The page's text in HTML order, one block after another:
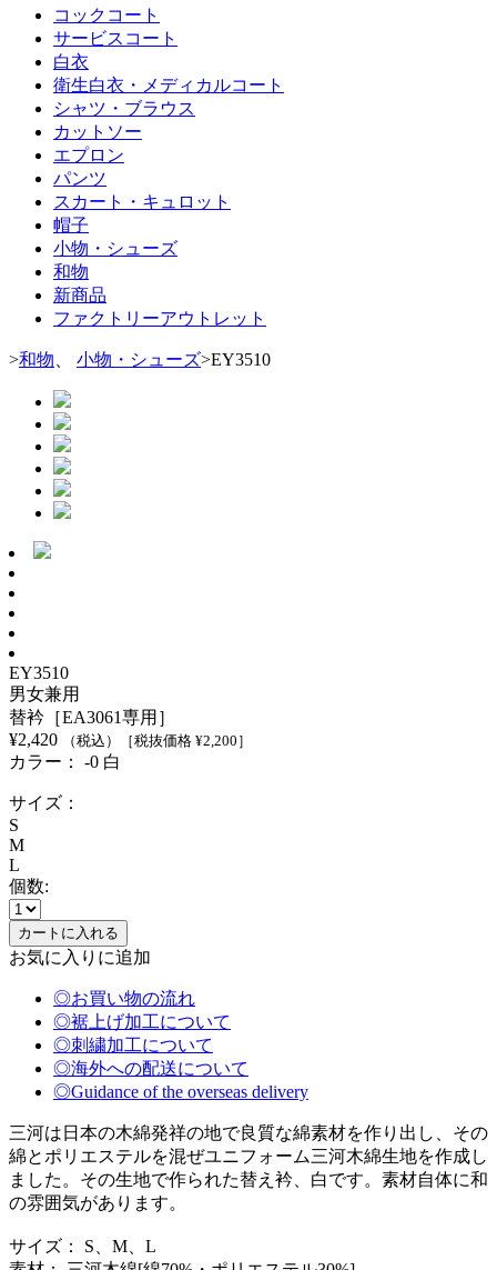
コックコート
サービスコート
白衣
衛生白衣・メディカルコート
シャツ・ブラウス
カットソー
エプロン
パンツ
スカート・キュロット
帽子
小物・シューズ
和物
新商品
ファクトリーアウトレット
>和物 小物・シューズ>EY3510
EY3510
男女兼用
替衿［EA3061専用］
¥2,420 （税込） ［税抜価格 ¥2,200 ］
カラー： -0 白
サイズ：
S
M
L
個数:
お気に入りに追加
◎お買い物の流れ
◎裾上げ加工について
◎刺繍加工について
◎海外への配送について
◎Guidance of the overseas delivery
三河は日本の木綿発祥の地で良質な綿素材を作り出し、その
綿とポリエステルを混ぜユニフォーム三河木綿生地を作成し
ました。その生地で作られた替え衿、白です。素材自体に和
の雰囲気があります。
サイズ： S、M、L